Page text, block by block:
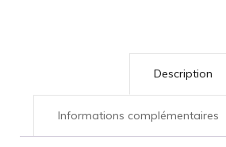
Description
Informations complémentaires